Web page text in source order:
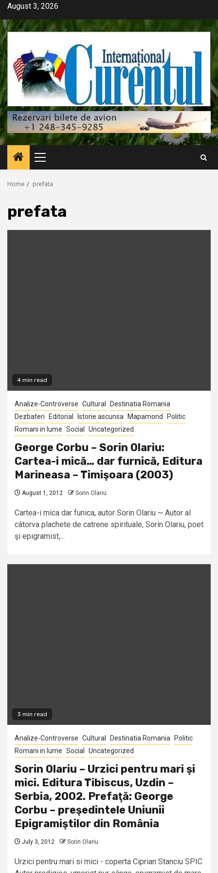
Skip
content
August 3, 2026
Primary
Menu
Home prefata
prefata
4 min read
Analize-Controverse Cultural
Destinatia Romania
Dezbateri
Editorial Istorie ascunsa Mapamond
Politic
Romani in lume Social Uncategorized
George Corbu – Sorin Olariu:
Cartea-i mică… dar furnică, Editura
Marineasa – Timişoara (2003)
August 1, 2012 Sorin Olariu
Cartea-i mica dar funica, autor Sorin Olariu ~ Autor al
câtorva plachete de catrene spirituale, Sorin Olariu, poet
şi epigramist,...
3 min read
Analize-Controverse Cultural Destinatia Romania
Politic
Romani in lume Social Uncategorized
Sorin Olariu – Urzici pentru mari şi
mici. Editura Tibiscus, Uzdin –
Serbia, 2002. Prefaţă: George
Corbu – preşedintele Uniunii
Epigramiştilor din România
July 3, 2012 Sorin Olariu
Urzici pentru mari si mici - coperta Ciprian Stanciu SPIC